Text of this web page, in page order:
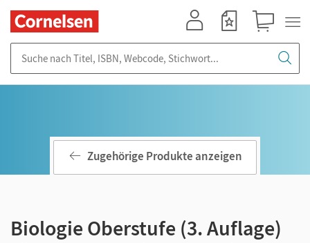
Zugehörige Produkte anzeigen
Biologie Oberstufe (3. Auflage)